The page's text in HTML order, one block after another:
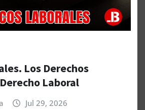
Los Derechos
Laboral
Jul 29, 2026